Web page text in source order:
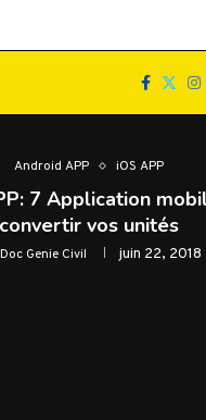
Android APP iOS APP
7 Application
convertir vos unités
Doc Genie Civil juin 22, 2018